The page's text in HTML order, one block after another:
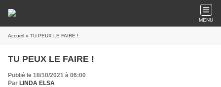
MENU
Accueil » TU PEUX LE FAIRE !
TU PEUX LE FAIRE !
Publié le 18/10/2021 à 06:00
Par LINDA ELSA